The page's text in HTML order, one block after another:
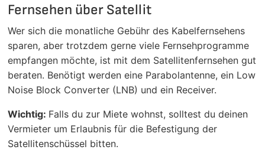
Fernsehen über Satellit
Wer sich die monatliche Gebühr des Kabelfernsehens
sparen, aber trotzdem gerne viele Fernsehprogramme
empfangen möchte, ist mit dem Satellitenfernsehen gut
beraten. Benötigt werden eine Parabolantenne, ein Low
Noise Block Converter (LNB) und ein Receiver.
Wichtig: Falls du zur Miete wohnst, solltest du deinen
Vermieter um Erlaubnis für die Befestigung der
Satellitenschüssel bitten.